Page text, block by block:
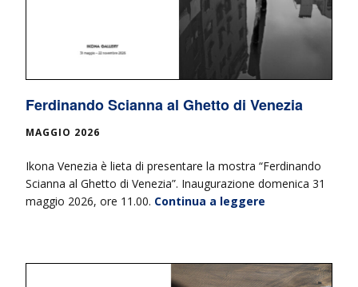
Ferdinando Scianna al Ghetto di Venezia
MAGGIO 2026
Ikona Venezia è lieta di presentare la mostra “Ferdinando
Scianna al Ghetto di Venezia”. Inaugurazione domenica 31
maggio 2026, ore 11.00. Continua a leggere